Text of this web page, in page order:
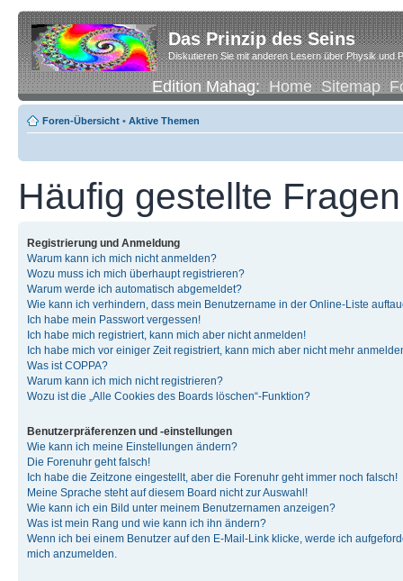
Das Prinzip des Seins
Diskutieren Sie mit anderen Lesern über Physik und
Edition Mahag:Home Sitemap
Foren-Übersicht • Aktive Themen
Häufig gestellte Fragen
Registrierung und Anmeldung
Warum kann ich mich nicht anmelden?
Wozu muss ich mich überhaupt registrieren?
Warum werde ich automatisch abgemeldet?
Wie kann ich verhindern, dass mein Benutzername in der Online-Liste
Ich habe mein Passwort vergessen!
Ich habe mich registriert, kann mich aber nicht anmelden!
Ich habe mich vor einiger Zeit registriert, kann mich aber nicht mehr
Was ist COPPA?
Warum kann ich mich nicht registrieren?
Wozu ist die „Alle Cookies des Boards löschen“-Funktion?
Benutzerpräferenzen und -einstellungen
Wie kann ich meine Einstellungen ändern?
Die Forenuhr geht falsch!
Ich habe die Zeitzone eingestellt, aber die Forenuhr geht immer noch falsch!
Meine Sprache steht auf diesem Board nicht zur Auswahl!
Wie kann ich ein Bild unter meinem Benutzernamen anzeigen?
Was ist mein Rang und wie kann ich ihn ändern?
Wenn ich bei einem Benutzer auf den E-Mail-Link klicke, werde ich
mich anzumelden.